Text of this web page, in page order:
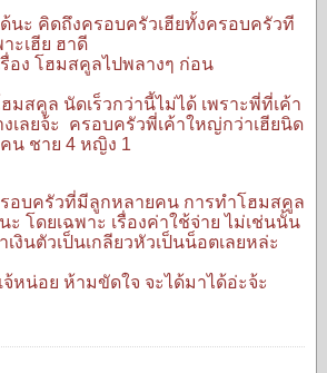
นะ คิดถึงครอบครัวเฮียทั้งครอบครัวที
ะเฮีย ฮาดี
อง โฮมสคูลไปพลางๆ ก่อน
มสคูล นัดเร็วกว่านี้ไม่ได้ เพราะพี่ที่เค้า
เลยจ้ะ ครอบครัวพี่เค้าใหญ่กว่าเฮียนิด
น ชาย 4 หญิง 1
อบครัวที่มีลูกหลายคน การทำโฮมสคูล
ะ โดยเฉพาะ เรื่องค่าใช้จ่าย ไม่เช่นนั้น
งินตัวเป็นเกลียวหัวเป็นน็อตเลยหล่ะ
จ้หน่อย ห้ามขัดใจ จะได้มาได้อ่ะจ้ะ